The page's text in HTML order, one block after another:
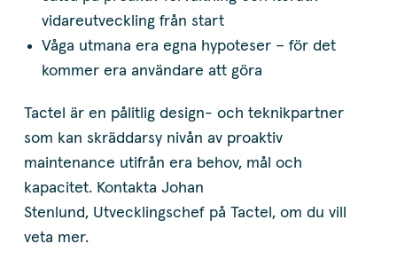
vidareutveckling från start
Våga utmana era egna hypoteser – för det
kommer era användare att göra
Tactel är en pålitlig design- och teknikpartner
som kan skräddarsy nivån av proaktiv
maintenance utifrån era behov, mål och
kapacitet. Kontakta Johan
Stenlund, Utvecklingschef på Tactel, om du vill
veta mer.